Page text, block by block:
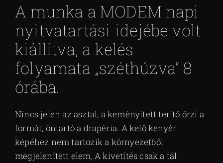
A munka a MODEM napi
nyitvatartási idejébe volt
kiállítva, a kelés
folyamata „széthúzva” 8
órába.
Nincs jelen az asztal, a keményített terítő őrzi a
formát, öntartó a drapéria. A kelő kenyér
képéhez nem tartozik a környezetből
megjelenített elem, A kivetítés csak a tál